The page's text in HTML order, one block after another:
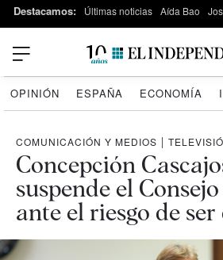
Destacamos: Últimas noticias Aída Bao
OPINIÓN ESPAÑA ECONOMÍA
COMUNICACIÓN Y MEDIOS |
Concepción
suspende el
ante el riesgo de